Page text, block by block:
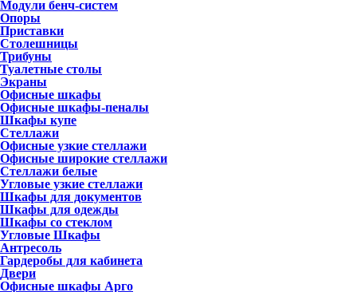
Модули бенч-систем
Опоры
Приставки
Столешницы
Трибуны
Туалетные столы
Экраны
Офисные шкафы
Офисные шкафы-пеналы
Шкафы купе
Стеллажи
Офисные узкие стеллажи
Офисные широкие стеллажи
Стеллажи белые
Угловые узкие стеллажи
Шкафы для документов
Шкафы для одежды
Шкафы со стеклом
Угловые Шкафы
Антресоль
Гардеробы для кабинета
Двери
Офисные шкафы Арго